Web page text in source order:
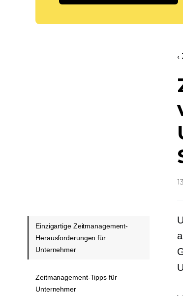
Einzigartige Zeitmanagement-
Herausforderungen für
Unternehmer
Zeitmanagement-Tipps für
Unternehmer